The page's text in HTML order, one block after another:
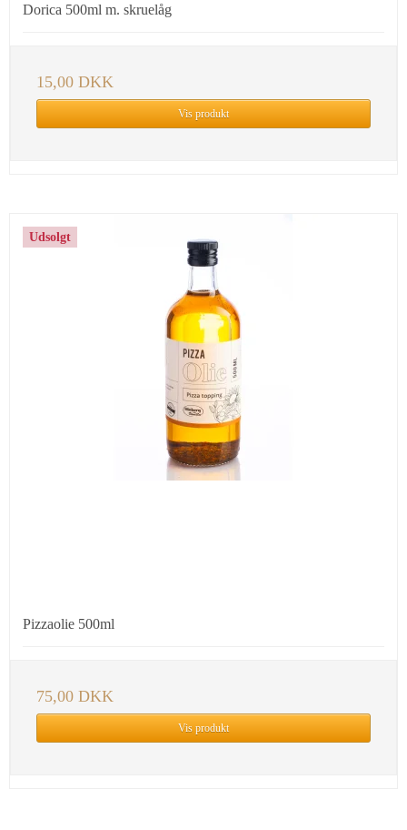
Dorica 500ml m. skruelåg
15,00 DKK
Vis produkt
Udsolgt
Pizzaolie 500ml
75,00 DKK
Vis produkt